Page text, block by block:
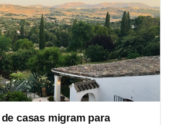
casas migram para